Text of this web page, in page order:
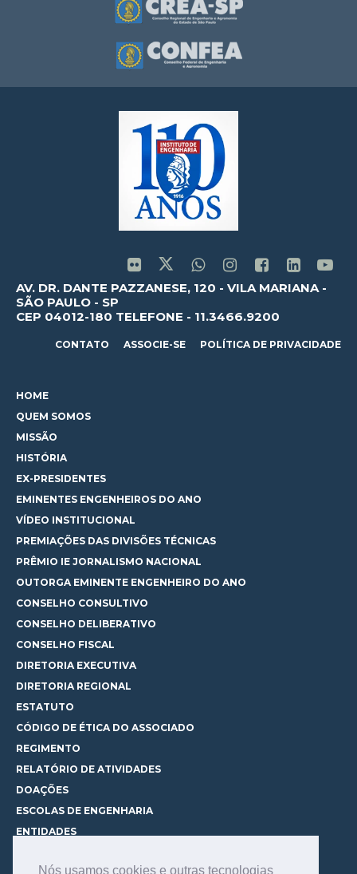
Nós usamos cookies e outras tecnologias
AV. DR. DANTE PAZZANESE, 120 - VILA MARIANA -
SÃO PAULO - SP
CEP 04012-180 TELEFONE - 11.3466.9200
CONTATO ASSOCIE-SE POLÍTICA DE PRIVACIDADE
HOME
QUEM SOMOS
MISSÃO
HISTÓRIA
EX-PRESIDENTES
EMINENTES ENGENHEIROS DO ANO
VÍDEO INSTITUCIONAL
PREMIAÇÕES DAS DIVISÕES TÉCNICAS
PRÊMIO IE JORNALISMO NACIONAL
OUTORGA EMINENTE ENGENHEIRO DO ANO
CONSELHO CONSULTIVO
CONSELHO DELIBERATIVO
CONSELHO FISCAL
DIRETORIA EXECUTIVA
DIRETORIA REGIONAL
ESTATUTO
CÓDIGO DE ÉTICA DO ASSOCIADO
REGIMENTO
RELATÓRIO DE ATIVIDADES
DOAÇÕES
ESCOLAS DE ENGENHARIA
ENTIDADES